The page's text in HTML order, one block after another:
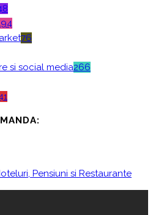
76
si social media266